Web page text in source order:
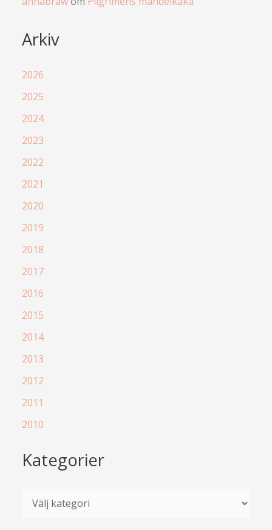
Arkiv
2026
2025
2024
2023
2022
2021
2020
2019
2018
2017
2016
2015
2014
2013
2012
2011
2010
Kategorier